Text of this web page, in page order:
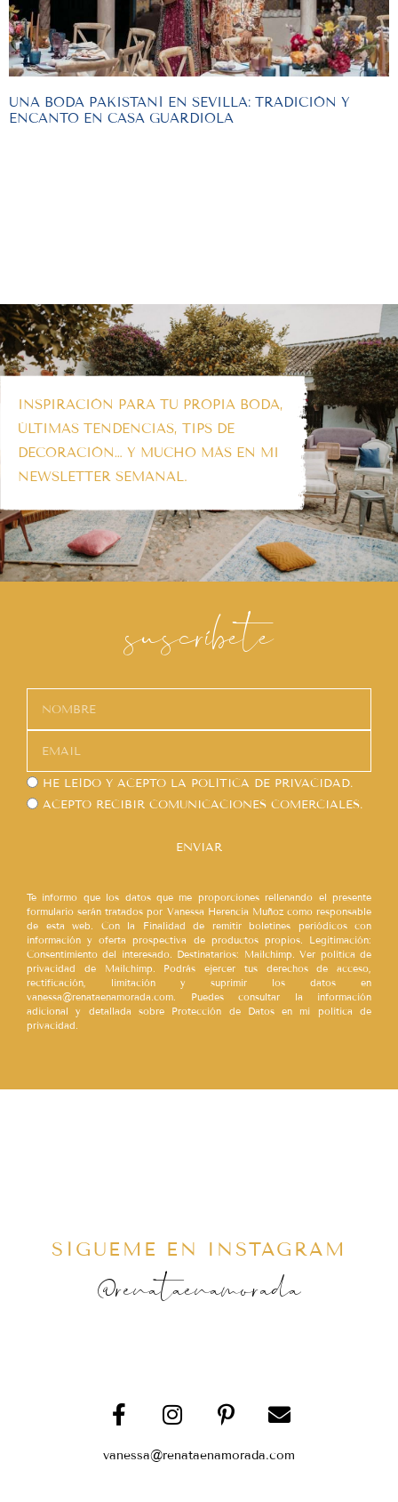
UNA BODA PAKISTANÍ EN SEVILLA: TRADICIÓN Y
ENCANTO EN CASA GUARDIOLA
INSPIRACIÓN PARA TU PROPIA BODA,
ÚLTIMAS TENDENCIAS, TIPS DE
DECORACIÓN… Y MUCHO MÁS EN MI
NEWSLETTER SEMANAL.
suscríbete
HE LEÍDO Y ACEPTO LA POLÍTICA DE PRIVACIDAD.
ACEPTO RECIBIR COMUNICACIONES COMERCIALES.
ENVIAR
Te informo que los datos que me proporciones rellenando el presente
formulario serán tratados por Vanessa Herencia Muñoz como responsable
de esta web. Con la Finalidad de remitir boletines periódicos con
información y oferta prospectiva de productos propios. Legitimación:
Consentimiento del interesado. Destinatarios: Mailchimp. Ver política de
privacidad de Mailchimp. Podrás ejercer tus derechos de acceso,
rectificación, limitación y suprimir los datos en
vanessa@renataenamorada.com. Puedes consultar la información
adicional y detallada sobre Protección de Datos en mi política de
privacidad.
SÍGUEME EN INSTAGRAM
@renataenamorada
vanessa@renataenamorada.com